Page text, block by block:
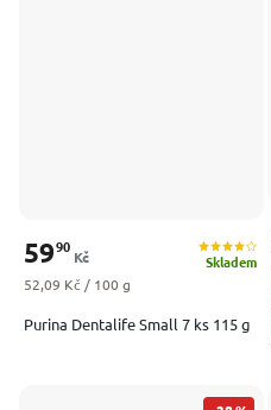
Purina Dentalife Small 7 ks 115 g
Skladem
5990
Kč
Měrná cena:
52,09 Kč / 100 g